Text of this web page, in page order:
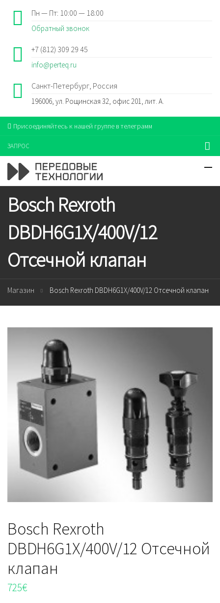
Пн — Пт: 10:00 — 18:00
Обратный звонок
+7 (812) 309 29 45
info@perteq.ru
Санкт-Петербург, Россия
196006, ул. Рощинская 32, офис 201, лит. А.
Присоединяйтесь к нашей группе в телеграмм
ЗАПРОС
Bosch Rexroth
DBDH6G1X/400V/12
Отсечной клапан
Магазин Bosch Rexroth DBDH6G1X/400V/12 Отсечной клапан
Bosch Rexroth
DBDH6G1X/400V/12 Отсечной
клапан
725€